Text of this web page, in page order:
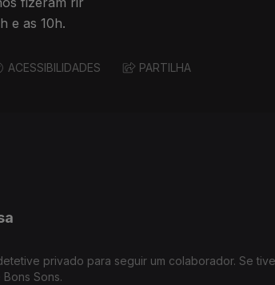
e as 10h.
ACESSIBILIDADES PARTILHA
privado para seguir um colaborador. Se
Sons.